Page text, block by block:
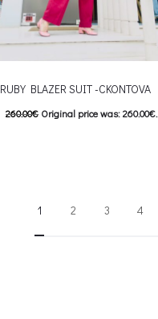
RUBY BLAZER SUIT -CKONTOVA
260.00€ Original price was: 260.00€.
chosen on the product page
1 2 3 4